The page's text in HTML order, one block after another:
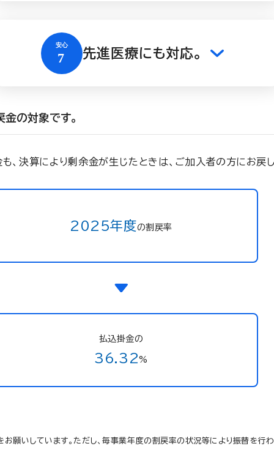
先進医療にも対応。
金の対象です。
も、決算により剰余金が生じたときは、ご加入者の方にお戻
2025年度の割戻率
払込掛金の
36.32%
いしています。ただし、毎事業年度の割戻率の状況等により振替を行